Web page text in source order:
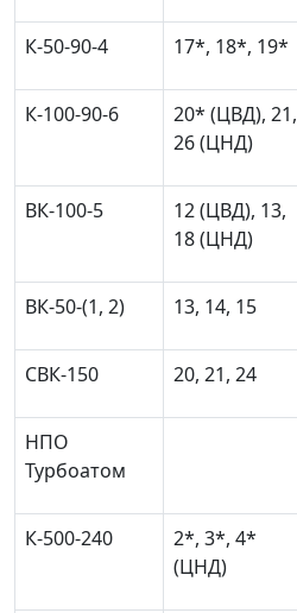
К-50-90-4 17*, 18*, 19*
К-100-90-6
20* (ЦВД), 21,
26 (ЦНД)
ВК-100-5
12 (ЦВД), 13,
18 (ЦНД)
ВК-50-(1, 2) 13, 14, 15
СВК-150 20, 21, 24
НПО
Турбоатом
К-500-240
2*, 3*, 4*
(ЦНД)